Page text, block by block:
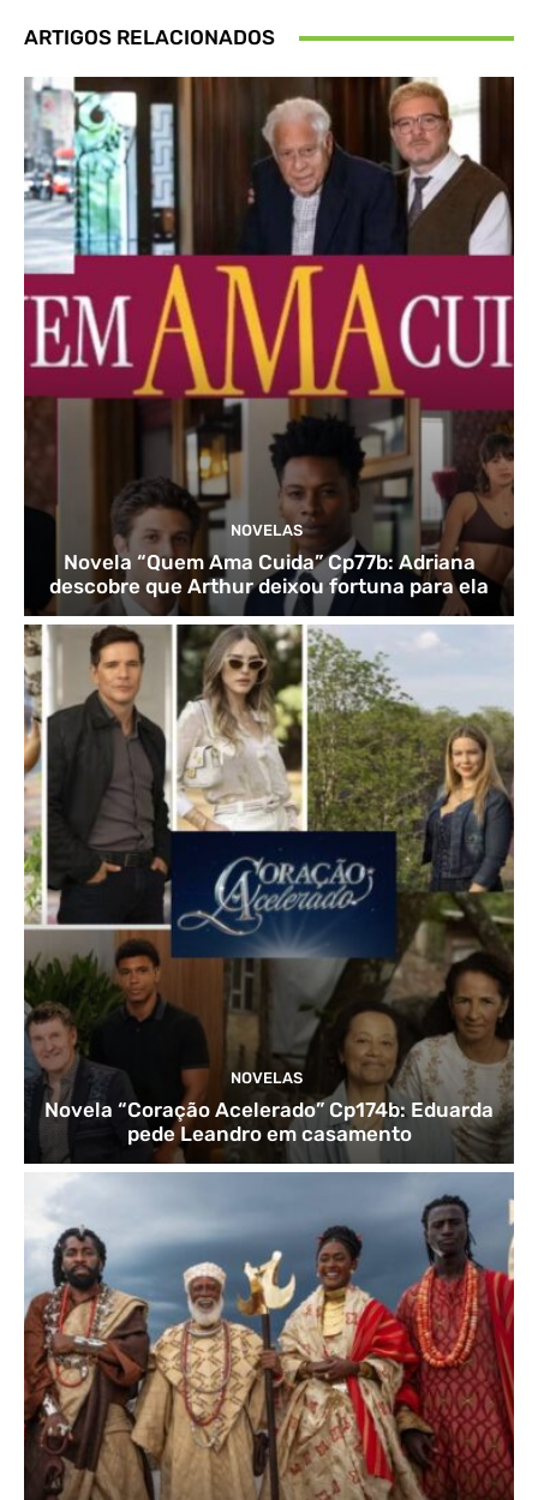
ARTIGOS RELACIONADOS
NOVELAS
Novela “Quem Ama Cuida” Cp77b: Adriana
descobre que Arthur deixou fortuna para ela
NOVELAS
Novela “Coração Acelerado” Cp174b: Eduarda
pede Leandro em casamento